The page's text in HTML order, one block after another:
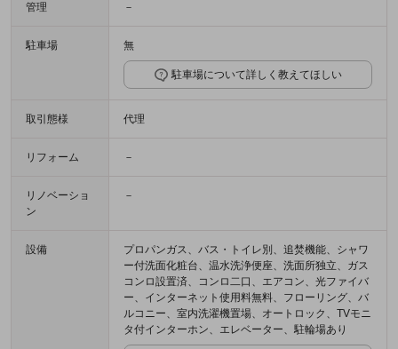
管理 －
駐車場 無
駐車場について詳しく教えてほしい
取引態様 代理
リフォーム －
リノベーショ
ン
－
設備
プロパンガス、バス・トイレ別、追焚機能、シャワ
ー付洗面化粧台、温水洗浄便座、洗面所独立、ガス
コンロ設置済、コンロ二口、エアコン、光ファイバ
ー、インターネット使用料無料、フローリング、バ
ルコニー、室内洗濯機置場、オートロック、TVモニ
タ付インターホン、エレベーター、駐輪場あり